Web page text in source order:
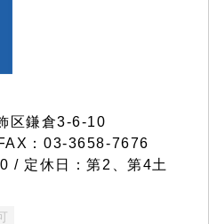
区鎌倉3-6-10
：03-3658-7676
/ 定休日：第2、第4土